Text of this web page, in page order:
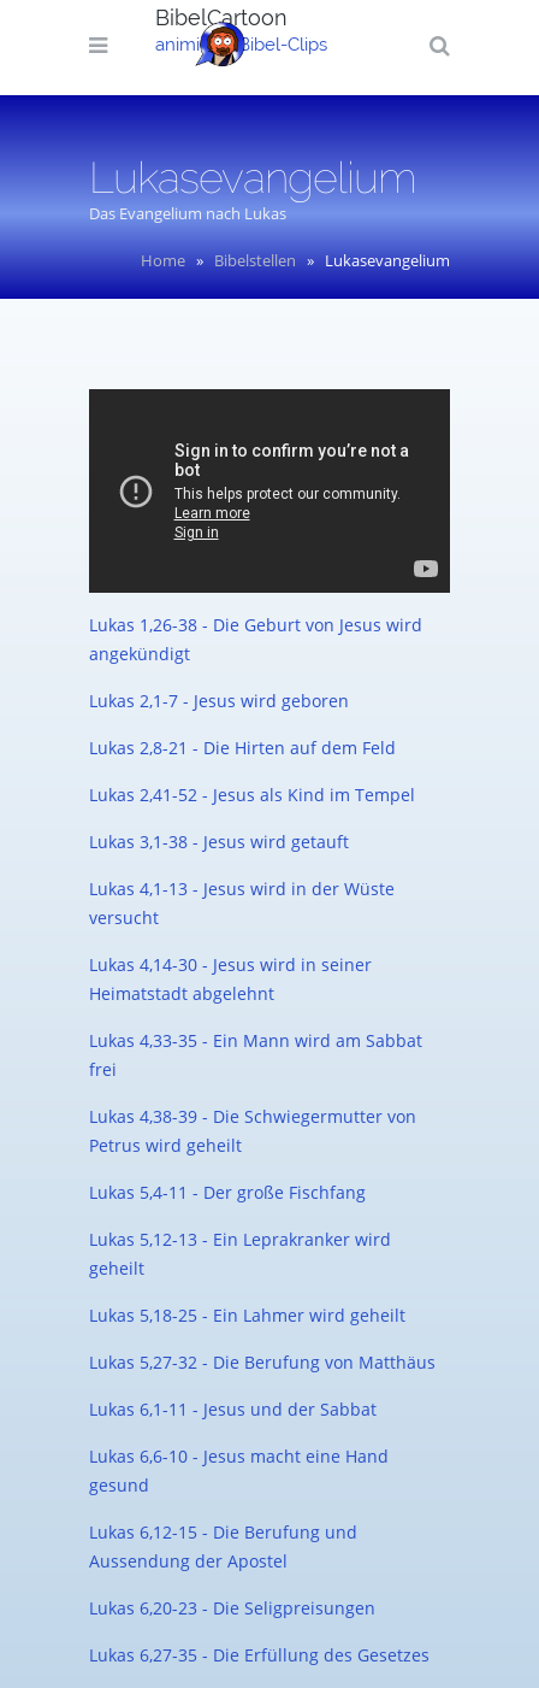
BibelCartoon
animierte Bibel-Clips
Lukasevangelium
Das Evangelium nach Lukas
Home » Bibelstellen » Lukasevangelium
Lukas 1,26-38 - Die Geburt von Jesus wird
angekündigt
Lukas 2,1-7 - Jesus wird geboren
Lukas 2,8-21 - Die Hirten auf dem Feld
Lukas 2,41-52 - Jesus als Kind im Tempel
Lukas 3,1-38 - Jesus wird getauft
Lukas 4,1-13 - Jesus wird in der Wüste
versucht
Lukas 4,14-30 - Jesus wird in seiner
Heimatstadt abgelehnt
Lukas 4,33-35 - Ein Mann wird am Sabbat
frei
Lukas 4,38-39 - Die Schwiegermutter von
Petrus wird geheilt
Lukas 5,4-11 - Der große Fischfang
Lukas 5,12-13 - Ein Leprakranker wird
geheilt
Lukas 5,18-25 - Ein Lahmer wird geheilt
Lukas 5,27-32 - Die Berufung von Matthäus
Lukas 6,1-11 - Jesus und der Sabbat
Lukas 6,6-10 - Jesus macht eine Hand
gesund
Lukas 6,12-15 - Die Berufung und
Aussendung der Apostel
Lukas 6,20-23 - Die Seligpreisungen
Lukas 6,27-35 - Die Erfüllung des Gesetzes